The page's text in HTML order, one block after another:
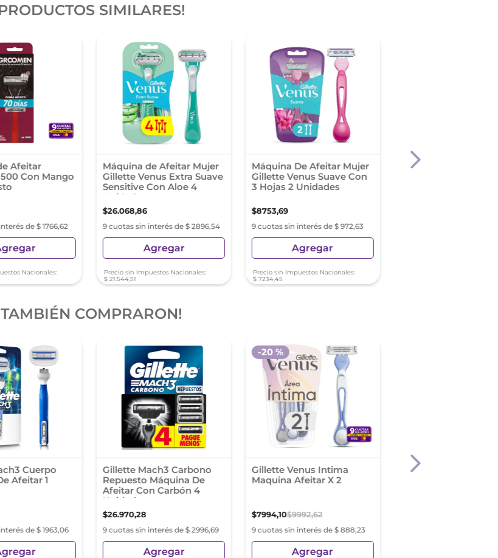
SIMILARES!
Afeitar
Con Mango
de $ 1766,62
Nacionales:
Máquina de Afeitar Mujer
Gillette Venus Extra Suave
Sensitive Con Aloe 4
Unidades
$26.068,86
9 cuotas sin interés de $ 2896,54
Agregar
Precio sin Impuestos Nacionales:
$ 21.544,51
Máquina De Afeitar Mujer
Gillette Venus Suave Con
3 Hojas 2 Unidades
$8753,69
9 cuotas sin interés de $ 972,63
Agregar
Precio sin Impuestos Nacionales:
$ 7234,45
Máquina De Afeitar
COMPRARON!
Cuerpo
Afeitar 1
de $ 1963,06
Gillette Mach3 Carbono
Repuesto Máquina De
Afeitar Con Carbón 4
Unidades
$26.970,28
9 cuotas sin interés de $ 2996,69
Agregar
Gillette Venus Intima
Maquina Afeitar X 2
$7994,10$9992,62
9 cuotas sin interés de $ 888,23
-20 %
Agregar
Bálsamo After Shave